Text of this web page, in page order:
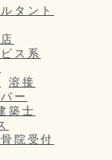
タント
ス系
溶接
ー
築士
院受付